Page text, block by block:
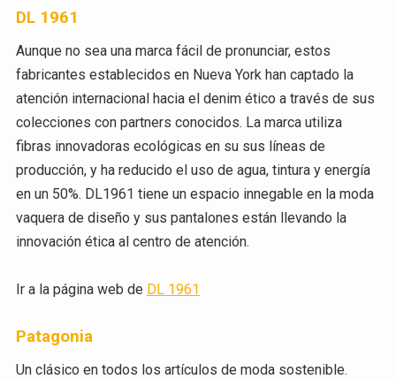
DL 1961
Aunque no sea una marca fácil de pronunciar, estos
fabricantes establecidos en Nueva York han captado la
atención internacional hacia el denim ético a través de sus
colecciones con partners conocidos. La marca utiliza
fibras innovadoras ecológicas en su sus líneas de
producción, y ha reducido el uso de agua, tintura y energía
en un 50%. DL1961 tiene un espacio innegable en la moda
vaquera de diseño y sus pantalones están llevando la
innovación ética al centro de atención.
Ir a la página web de DL 1961
Patagonia
Un clásico en todos los artículos de moda sostenible.